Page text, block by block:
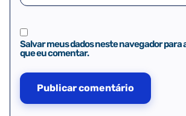
Salvar meus dados neste navegador para
que eu comentar.